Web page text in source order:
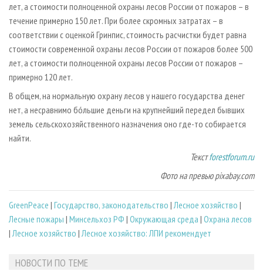
лет, а стоимости полноценной охраны лесов России от пожаров – в
течение примерно 150 лет. При более скромных затратах – в
соответствии с оценкой Гринпис, стоимость расчистки будет равна
стоимости современной охраны лесов России от пожаров более 500
лет, а стоимости полноценной охраны лесов России от пожаров –
примерно 120 лет.
В общем, на нормальную охрану лесов у нашего государства денег
нет, а несравнимо бóльшие деньги на крупнейший передел бывших
земель сельскохозяйственного назначения оно где-то собирается
найти.
Текстforestforum.ru
Фото на превью pixabay.com
GreenPeace | Государство, законодательство |Лесное хозяйство |
Лесные пожары | Минсельхоз РФ | Окружающая среда | Охрана лесов
|Лесное хозяйство |Лесное хозяйство: ЛПИ рекомендует
НОВОСТИ ПО ТЕМЕ